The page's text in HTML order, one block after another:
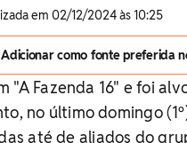
em 02/12/2024 às 10:25
Adicionar como fonte preferida
Fazenda 16" e foi
no último domingo
até de aliados do